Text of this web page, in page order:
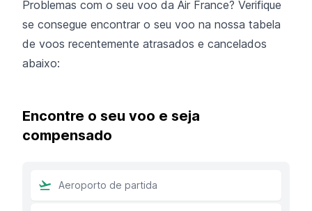
Problemas com o seu voo da Air France? Verifique
se consegue encontrar o seu voo na nossa tabela
de voos recentemente atrasados e cancelados
abaixo:
Encontre o seu voo e seja
compensado